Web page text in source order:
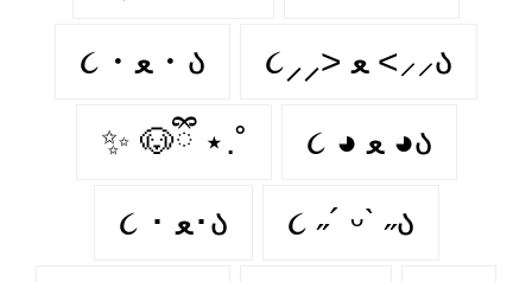
૮・ﻌ・ა ૮⸝⸝> ﻌ <⸝⸝ა
✨ 🐶ྀི ⋆.˚ ૮ ◕ ﻌ ◕ა
૮ ･ ﻌ･ა ૮ ˶´ ᵕˋ ˶ა